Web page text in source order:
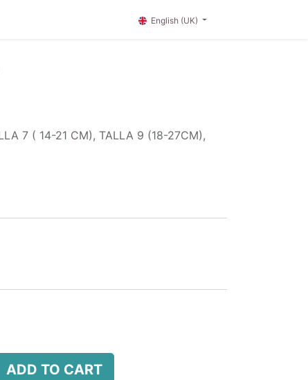
English (UK)
7 ( 14-21 CM), TALLA 9 (18-27CM),
ADD TO CART